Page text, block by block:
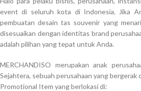
event di seluruh kota di Indonesia. Jika
pembuatan desain tas souvenir yang
disesuaikan dengan identitas brand
adalah pilihan yang tepat untuk Anda.
MERCHANDISO merupakan anak
Sejahtera, sebuah perusahaan yang
Promotional Item yang berlokasi di: